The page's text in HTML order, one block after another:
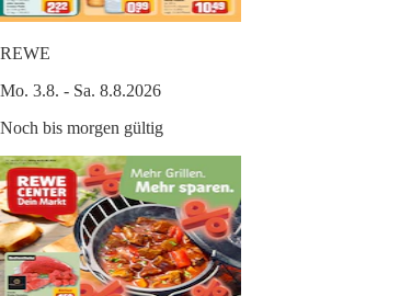
REWE
Mo. 3.8. - Sa. 8.8.2026
Noch bis morgen gültig